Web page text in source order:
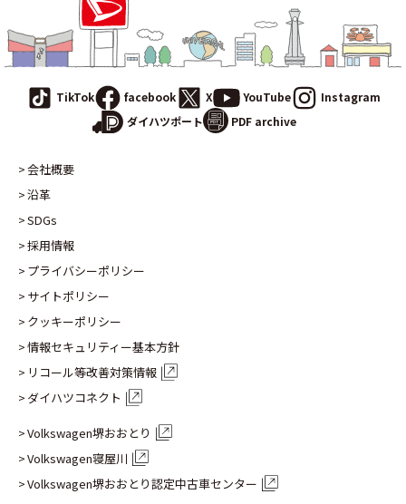
TikTok facebook X YouTube
Instagram
ダイハツポート
PDF archive
会社概要
沿革
SDGs
採用情報
プライバシーポリシー
サイトポリシー
クッキーポリシー
情報セキュリティー基本方針
リコール等改善対策情報
ダイハツコネクト
Volkswagen堺おおとり
Volkswagen寝屋川
Volkswagen堺おおとり認定中古車センター